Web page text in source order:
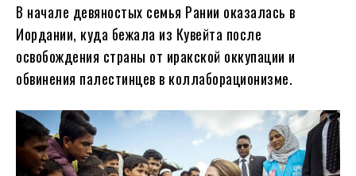
В начале девяностых семья Рании оказалась в
Иордании, куда бежала из Кувейта после
освобождения страны от иракской оккупации и
обвинения палестинцев в коллаборационизме.